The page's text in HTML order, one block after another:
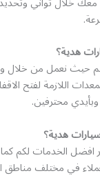
هدية؟
حيث نعمل من خلال
اللازمة لفتح
محترفين.
هدية؟
افضل الخدمات لكم
في مختلف مناطق